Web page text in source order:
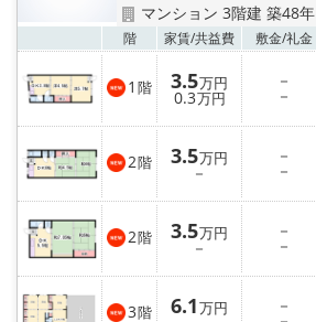
スタッフ募集中
店舗情報·アクセス
会社概要
メールでお問い合わせ
マンション 3階建 築48年
階 家賃/共益費 敷金/礼金
1 階 3.5万円
0.3万円
－
－
2階 3.5万円
－
－
－
2階 3.5万円
－
－
－
3階 6.1万円 －